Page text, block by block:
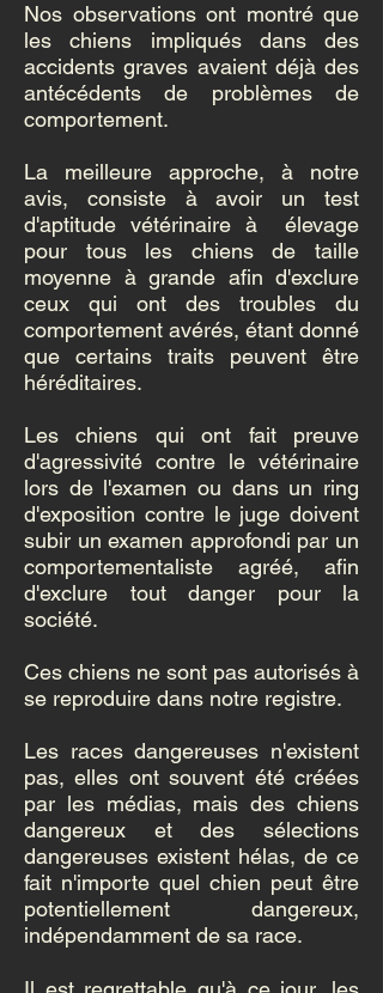
Nos observations ont montré que
les chiens impliqués dans des
accidents graves avaient déjà des
antécédents de problèmes de
comportement.
La meilleure approche, à notre
avis, consiste à avoir un test
d'aptitude vétérinaire à élevage
pour tous les chiens de taille
moyenne à grande afin d'exclure
ceux qui ont des troubles du
comportement avérés, étant donné
que certains traits peuvent être
héréditaires.
Les chiens qui ont fait preuve
d'agressivité contre le vétérinaire
lors de l'examen ou dans un ring
d'exposition contre le juge doivent
subir un examen approfondi par un
comportementaliste agréé, afin
d'exclure tout danger pour la
société.
Ces chiens ne sont pas autorisés à
se reproduire dans notre registre.
Les races dangereuses n'existent
pas, elles ont souvent été créées
par les médias, mais des chiens
dangereux et des sélections
dangereuses existent hélas, de ce
fait n'importe quel chien peut être
potentiellement dangereux,
indépendamment de sa race.